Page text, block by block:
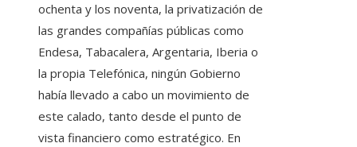
ochenta y los noventa, la privatización de
las grandes compañías públicas como
Endesa, Tabacalera, Argentaria, Iberia o
la propia Telefónica, ningún Gobierno
había llevado a cabo un movimiento de
este calado, tanto desde el punto de
vista financiero como estratégico. En